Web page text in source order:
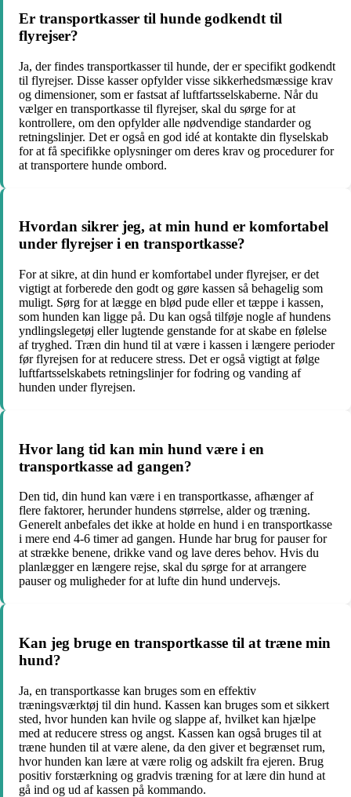
Er transportkasser til hunde godkendt til
flyrejser?
Ja, der findes transportkasser til hunde, der er specifikt godkendt
til flyrejser. Disse kasser opfylder visse sikkerhedsmæssige krav
og dimensioner, som er fastsat af luftfartsselskaberne. Når du
vælger en transportkasse til flyrejser, skal du sørge for at
kontrollere, om den opfylder alle nødvendige standarder og
retningslinjer. Det er også en god idé at kontakte din flyselskab
for at få specifikke oplysninger om deres krav og procedurer for
at transportere hunde ombord.
Hvordan sikrer jeg, at min hund er komfortabel
under flyrejser i en transportkasse?
For at sikre, at din hund er komfortabel under flyrejser, er det
vigtigt at forberede den godt og gøre kassen så behagelig som
muligt. Sørg for at lægge en blød pude eller et tæppe i kassen,
som hunden kan ligge på. Du kan også tilføje nogle af hundens
yndlingslegetøj eller lugtende genstande for at skabe en følelse
af tryghed. Træn din hund til at være i kassen i længere perioder
før flyrejsen for at reducere stress. Det er også vigtigt at følge
luftfartsselskabets retningslinjer for fodring og vanding af
hunden under flyrejsen.
Hvor lang tid kan min hund være i en
transportkasse ad gangen?
Den tid, din hund kan være i en transportkasse, afhænger af
flere faktorer, herunder hundens størrelse, alder og træning.
Generelt anbefales det ikke at holde en hund i en transportkasse
i mere end 4-6 timer ad gangen. Hunde har brug for pauser for
at strække benene, drikke vand og lave deres behov. Hvis du
planlægger en længere rejse, skal du sørge for at arrangere
pauser og muligheder for at lufte din hund undervejs.
Kan jeg bruge en transportkasse til at træne min
hund?
Ja, en transportkasse kan bruges som en effektiv
træningsværktøj til din hund. Kassen kan bruges som et sikkert
sted, hvor hunden kan hvile og slappe af, hvilket kan hjælpe
med at reducere stress og angst. Kassen kan også bruges til at
træne hunden til at være alene, da den giver et begrænset rum,
hvor hunden kan lære at være rolig og adskilt fra ejeren. Brug
positiv forstærkning og gradvis træning for at lære din hund at
gå ind og ud af kassen på kommando.